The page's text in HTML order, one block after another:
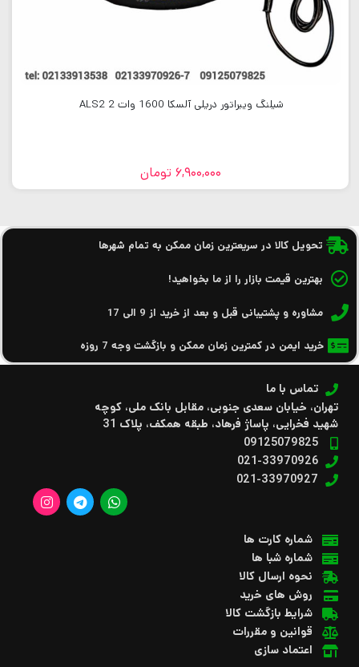
شیلنگ ویبراتور دریلی آلسکا 1600 وات 2 ALS2
6,900,000 تومان
تحویل کالا در سریعترین زمان ممکن به تمام شهرها
بهترین قیمت بازار را از ما بخواهید!
مشاوره و پشتیبانی قبل و بعد از خرید از 9 الی 17
خرید ایمن در کمترین زمان ممکن و بازگشت وجه 7 روزه
تماس با ما
تهران، خیابان سعدی جنوبی، مقابل بانک ملی، کوچه
شهید فخرایی، پاساژ فرهاد، طبقه همکف، پلاک 31
09125079825
021-33970926
021-33970927
شماره کارت ها
شماره شبا ها
نحوه ارسال کالا
روش های خرید
شرایط بازگشت کالا
قوانین و مقررات
اعتماد سازی